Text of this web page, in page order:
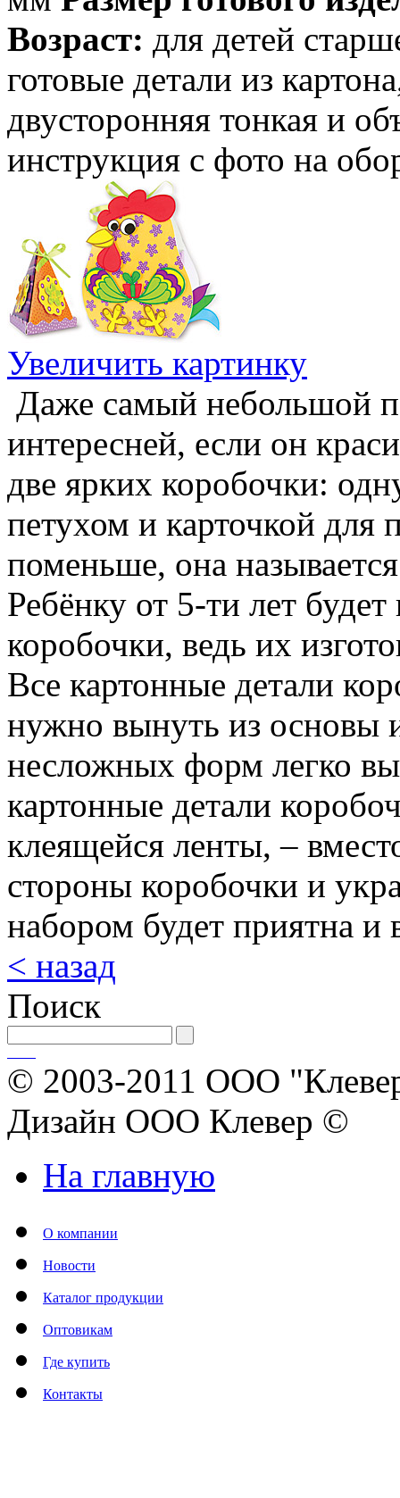
Возраст: для детей
готовые детали из
двусторонняя тонкая и
инструкция с фото на
Увеличить картинку
Даже самый небольшой
интересней, если он
две ярких коробочки:
петухом и карточкой для
поменьше, она
Ребёнку от 5-ти лет
коробочки, ведь их
Все картонные детали
нужно вынуть из основы
несложных форм легко
картонные детали
клеящейся ленты, –
стороны коробочки и
набором будет приятна и
< назад
Поиск
© 2003-2011 ООО
Дизайн ООО Клевер ©
На главную
О компании
Новости
Каталог продукции
Оптовикам
Где купить
Контакты